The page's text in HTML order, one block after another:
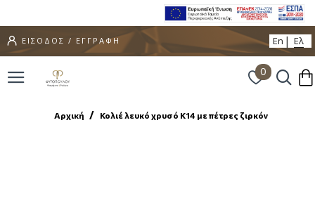
ΕΙΣΟΔΟΣ / ΕΓΓΡΑΦΗ En Ελ
0
Αρχική Κολιέ λευκό χρυσό Κ14 με πέτρες ζιρκόν